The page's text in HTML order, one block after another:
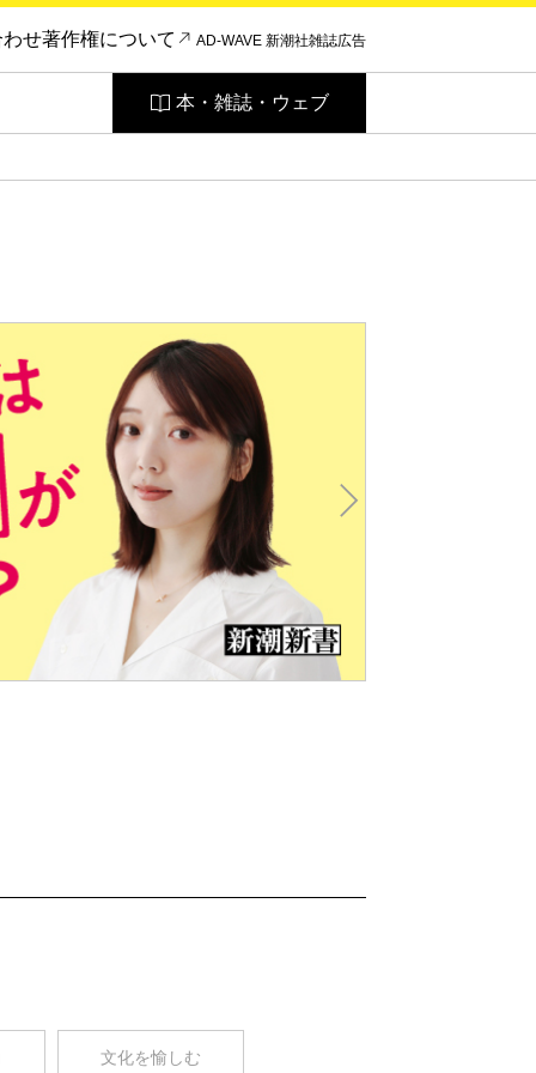
わせ著作権について AD-WAVE 新潮社雑誌広告
本・雑誌・ウェブ
文化を愉しむ